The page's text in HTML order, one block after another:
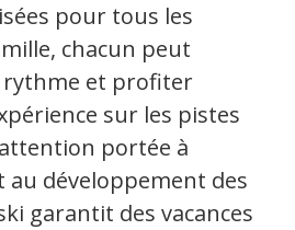
pour tous les
chacun peut
rythme et profiter
sur les pistes
portée à
au développement des
garantit des vacances